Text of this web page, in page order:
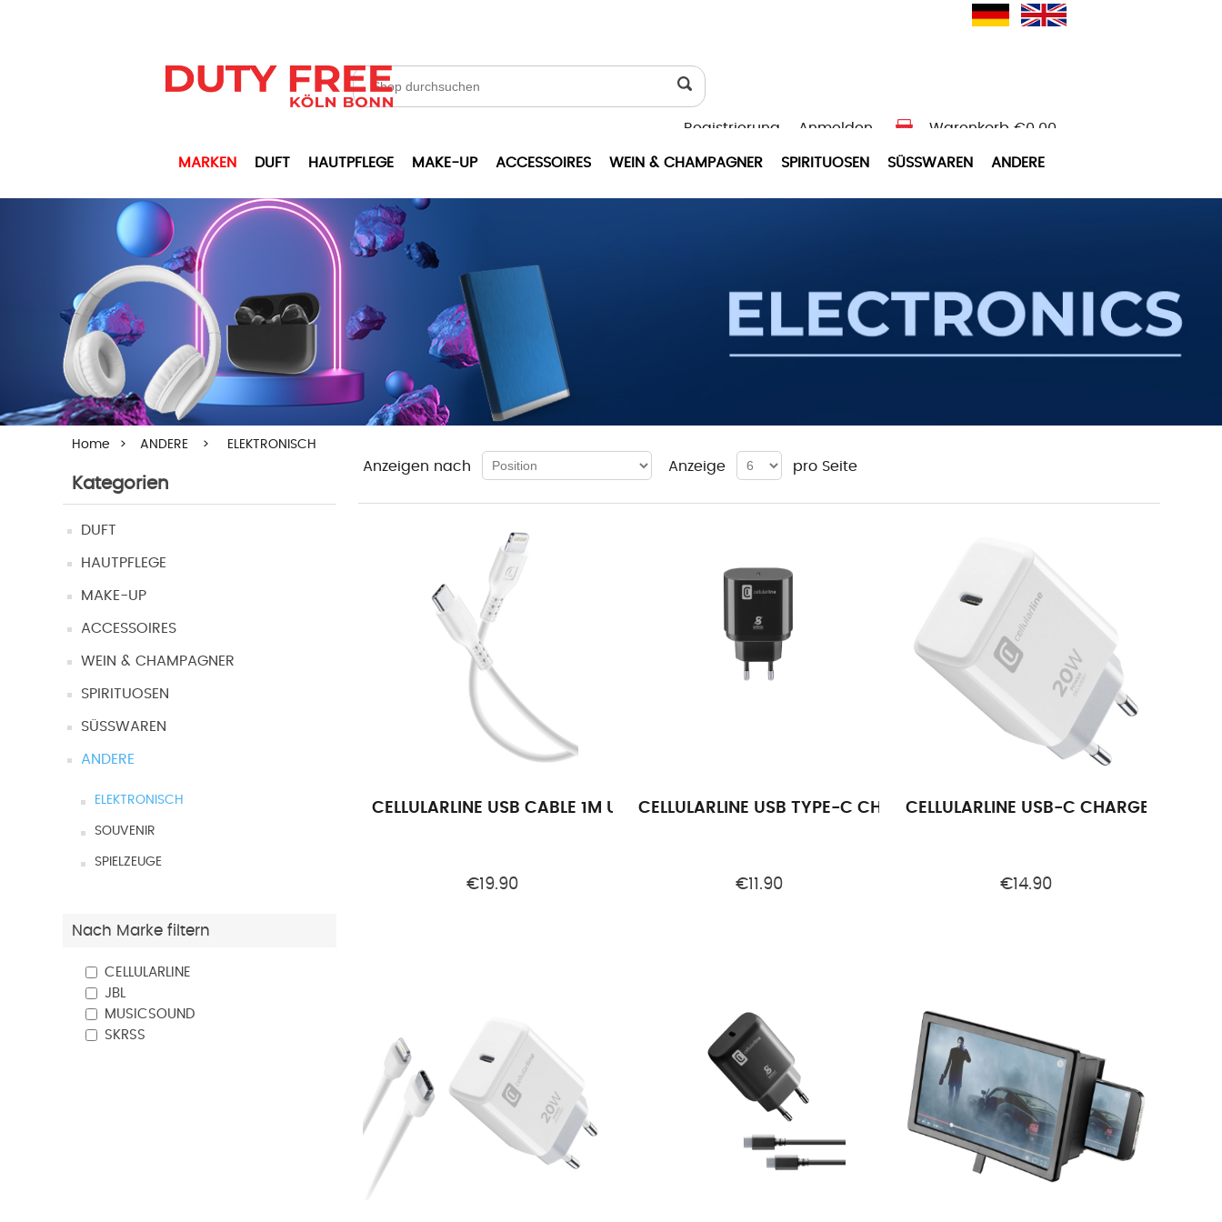
Registrierung Anmelden Warenkorb €0.00
MARKEN DUFT HAUTPFLEGE MAKE-UP ACCESSOIRES WEIN & CHAMPAGNER SPIRITUOSEN SÜSSWAREN ANDERE
Home > ANDERE > ELEKTRONISCH
Kategorien
DUFT
HAUTPFLEGE
MAKE-UP
ACCESSOIRES
WEIN & CHAMPAGNER
SPIRITUOSEN
SÜSSWAREN
ANDERE
ELEKTRONISCH
SOUVENIR
SPIELZEUGE
Nach Marke filtern
CELLULARLINE
JBL
MUSICSOUND
SKRSS
Anzeigen nach Anzeige pro Seite
CELLULARLINE USB CABLE 1M USB-C TO APPLE WHITE
€19.90
CELLULARLINE USB TYPE-C CHARGER SAMSUNG 25W BLACK
€11.90
CELLULARLINE USB-C CHARGER
€14.90